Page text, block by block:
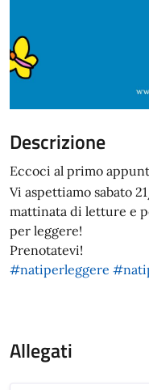
Descrizione
Eccoci al primo
Vi aspettiamo sabato
mattinata di letture e
per leggere!
Prenotatevi!
#natiperleggere
Allegati